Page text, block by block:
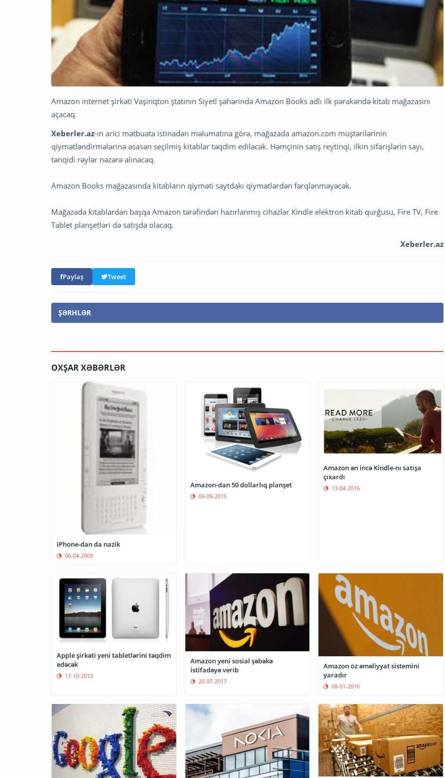
Amazon internet şirkəti Vaşinqton ştatının Siyetl şəhərində Amazon Books adlı ilk pərakəndə kitab mağazasını
açacaq.
Xeberler.az-ın arici mətbuata istinadən məlumatına görə, mağazada amazon.com müştərilərinin
qiymətləndirmələrinə əsasən seçilmiş kitablar təqdim ediləcək. Həmçinin satış reytinqi, ilkin sifarişlərin sayı,
tənqidi rəylər nəzərə alınacaq.
Amazon Books mağazasında kitabların qiyməti saytdakı qiymətlərdən fərqlənməyəcək.
Mağazada kitablardan başqa Amazon tərəfindən hazırlanmış cihazlar Kindle elektron kitab qurğusu, Fire TV, Fire
Tablet planşetləri də satışda olacaq.
Xeberler.az
Paylaş Tweet
ŞƏRHLƏR
OXŞAR XƏBƏRLƏR
iPhone-dan da nazik
06-04-2009
Amazon-dan 50 dollarlıq planşet
09-09-2015
Amazon ən incə Kindle-nı satışa
çıxardı
13-04-2016
Apple şirkəti yeni tabletlərini təqdim
edəcək
17-10-2013
Amazon yeni sosial şəbəkə
istifadəyə verib
20-07-2017
Amazon öz əməliyyat sistemini
yaradır
08-01-2016